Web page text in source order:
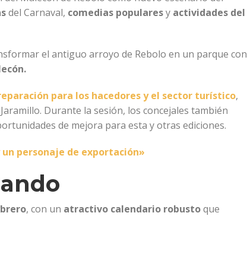
del Carnaval, comedias popularesy actividades del
el antiguo arroyo de Rebolo en un parque con
para los hacedores y el sector turístico,
Durante la sesión, los concejales también
de mejora para esta y otras ediciones.
un personaje de exportación»
, con un atractivo calendario robustoque